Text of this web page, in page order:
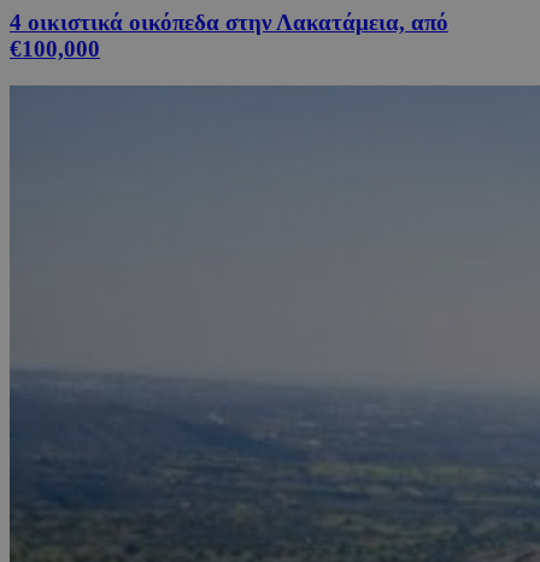
4 οικιστικά οικόπεδα στην Λακατάμεια, από
€100,000